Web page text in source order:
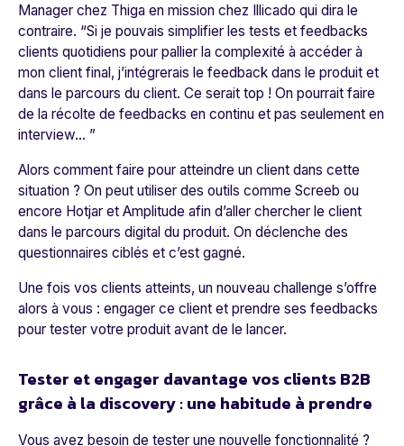
Manager chez Thiga en mission chez Illicado qui dira le
contraire. “Si je pouvais simplifier les tests et feedbacks
clients quotidiens pour pallier la complexité à accéder à
mon client final, j’intégrerais le feedback dans le produit et
dans le parcours du client. Ce serait top ! On pourrait faire
de la récolte de feedbacks en continu et pas seulement en
interview… ”
Alors comment faire pour atteindre un client dans cette
situation ? On peut utiliser des outils comme Screeb ou
encore Hotjar et Amplitude afin d’aller chercher le client
dans le parcours digital du produit. On déclenche des
questionnaires ciblés et c’est gagné.
Une fois vos clients atteints, un nouveau challenge s’offre
alors à vous : engager ce client et prendre ses feedbacks
pour tester votre produit avant de le lancer.
Tester et engager davantage vos clients B2B
grâce à la discovery : une habitude à prendre
Vous avez besoin de tester une nouvelle fonctionnalité ?